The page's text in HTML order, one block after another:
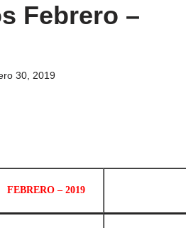
Febrero –
30, 2019
FEBRERO – 2019